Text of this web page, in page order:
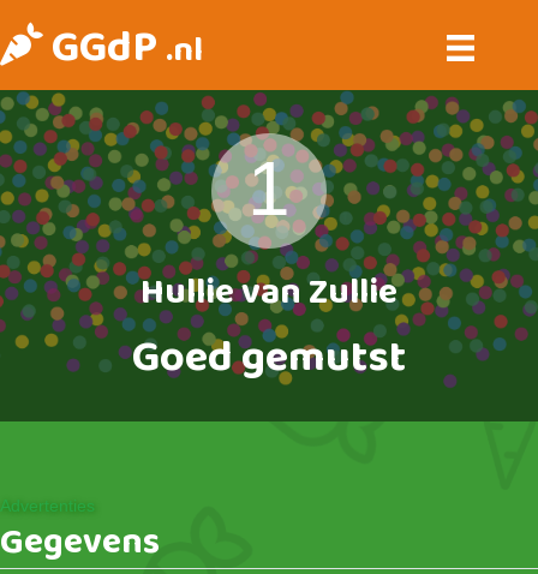
GGdP.nl
1
Hullie van Zullie
Goed gemutst
Advertenties
Gegevens